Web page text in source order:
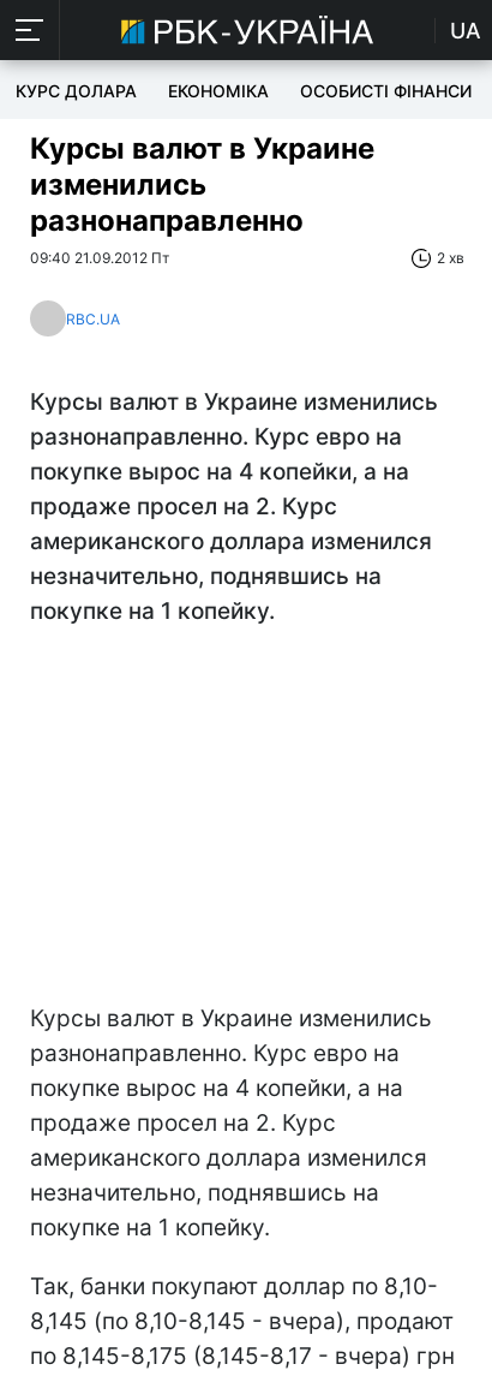
UA
КУРС ДОЛАРА ЕКОНОМІКА ОСОБИСТІ ФІНАНСИ
Курсы валют в Украине
изменились
разнонаправленно
09:40 21.09.2012 Пт 2 хв
RBC.UA
Курсы валют в Украине изменились
разнонаправленно. Курс евро на
покупке вырос на 4 копейки, а на
продаже просел на 2. Курс
американского доллара изменился
незначительно, поднявшись на
покупке на 1 копейку.
Курсы валют в Украине изменились
разнонаправленно. Курс евро на
покупке вырос на 4 копейки, а на
продаже просел на 2. Курс
американского доллара изменился
незначительно, поднявшись на
покупке на 1 копейку.
Так, банки покупают доллар по 8,10-
8,145 (по 8,10-8,145 - вчера), продают
по 8,145-8,175 (8,145-8,17 - вчера) грн